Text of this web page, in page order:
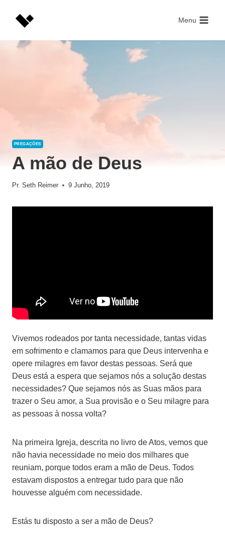
Menu
PREGAÇÕES
A mão de Deus
Pr. Seth Reimer 9 Junho, 2019
Vivemos rodeados por tanta necessidade, tantas vidas
em sofrimento e clamamos para que Deus intervenha e
opere milagres em favor destas pessoas. Será que
Deus está a espera que sejamos nós a solução destas
necessidades? Que sejamos nós as Suas mãos para
trazer o Seu amor, a Sua provisão e o Seu milagre para
as pessoas à nossa volta?
Na primeira Igreja, descrita no livro de Atos, vemos que
não havia necessidade no meio dos milhares que
reuniam, porque todos eram a mão de Deus. Todos
estavam dispostos a entregar tudo para que não
houvesse alguém com necessidade.
Estás tu disposto a ser a mão de Deus?